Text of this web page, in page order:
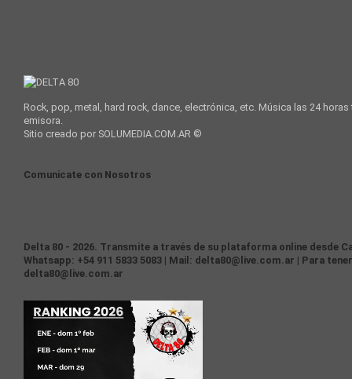
Rock, pop, metal, hard rock, dance, electrónica, etc. Música las 24
emisora.
Sitio creado por SOLUMEDIA.COM.AR ©
Comunicate con Nosotros
Delta 80 - 2026. Transmite a través de su plataforma online desde
Whatsapp: +54 911 5833 5083 | Mail: delta80@live.com.ar | Para
delta80@live.com.ar